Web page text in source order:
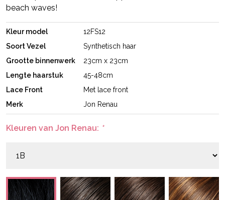
beach waves!
Kleur model
12FS12
Soort Vezel
Synthetisch haar
Grootte binnenwerk
23cm x 23cm
Lengte haarstuk
45-48cm
Lace Front
Met lace front
Merk
Jon Renau
Kleuren van Jon Renau: *